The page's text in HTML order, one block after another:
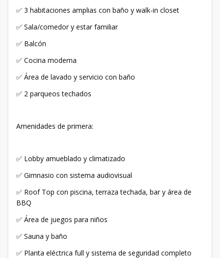
✅ 3 habitaciones amplias con baño y walk-in closet
✅ Sala/comedor y estar familiar
✅ Balcón
✅ Cocina moderna
✅ Área de lavado y servicio con baño
✅ 2 parqueos techados
Amenidades de primera:
✅ Lobby amueblado y climatizado
✅ Gimnasio con sistema audiovisual
✅ Roof Top con piscina, terraza techada, bar y área de
BBQ
✅ Área de juegos para niños
✅ Sauna y baño
✅ Planta eléctrica full y sistema de seguridad completo